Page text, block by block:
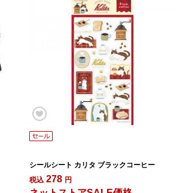
シールシート カリタ ブラックコーヒー
税込 278 円